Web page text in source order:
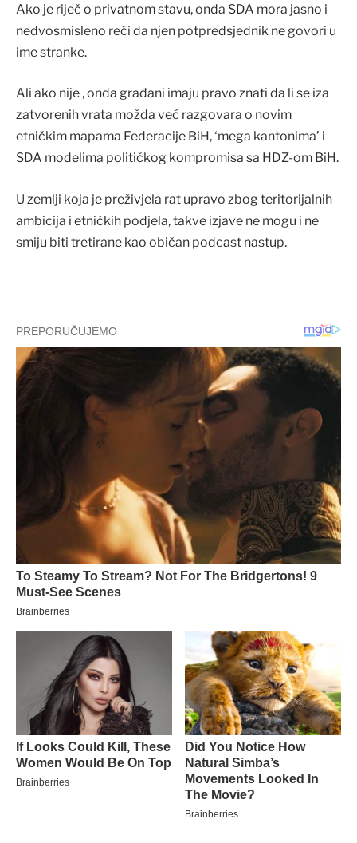
Ako je riječ o privatnom stavu, onda SDA mora jasno i
nedvosmisleno reći da njen potpredsjednik ne govori u
ime stranke.
Ali ako nije , onda građani imaju pravo znati da li se iza
zatvorenih vrata možda već razgovara o novim
etničkim mapama Federacije BiH, ‘mega kantonima’ i
SDA modelima političkog kompromisa sa HDZ-om BiH.
U zemlji koja je preživjela rat upravo zbog teritorijalnih
ambicija i etničkih podjela, takve izjave ne mogu i ne
smiju biti tretirane kao običan podcast nastup.